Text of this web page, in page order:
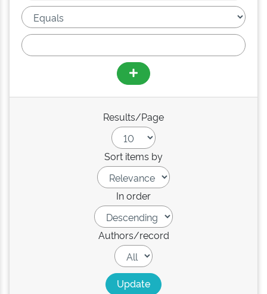
Results/Page
Sort items by
In order
Authors/record